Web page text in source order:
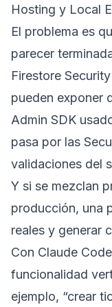
Hosting y Local
El problema es
parecer
Firestore
pueden exponer
Admin SDK
pasa por las
validaciones del
Y si se mezclan
producción, una
reales y generar
Con Claude
funcionalidad
ejemplo, “crear